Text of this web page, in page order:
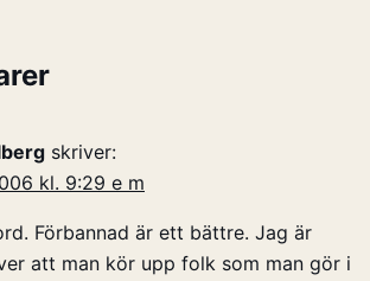
skriver:
kl. 9:29 e m
Förbannad är ett bättre. Jag är
att man kör upp folk som man gör i